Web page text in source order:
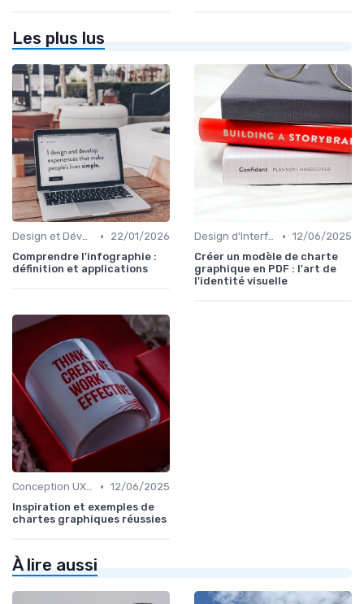
Les plus lus
Design et Développement Web •
22/01/2026
Comprendre l'infographie :
définition et applications
Design d'Interface et Prototypage • 12/06/2025
Créer un modèle de charte
graphique en PDF : l'art de
l'identité visuelle
Conception UX/UI • 12/06/2025
Inspiration et exemples de
chartes graphiques réussies
À lire aussi